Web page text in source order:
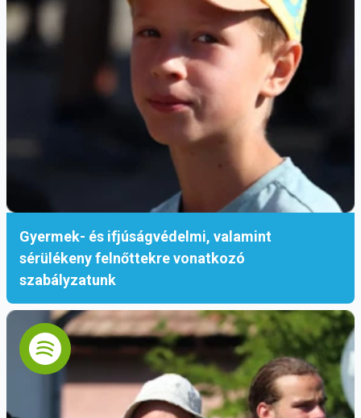
Gyermek- és ifjúságvédelmi, valamint
sérülékeny felnőttekre vonatkozó
szabályzatunk